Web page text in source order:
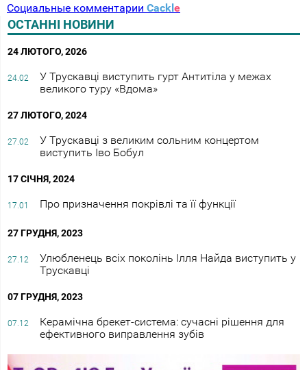
Социальные комментарии Cackle
ОСТАННІ НОВИНИ
24 ЛЮТОГО, 2026
24.02
У Трускавці виступить гурт Антитіла у межах
великого туру «Вдома»
27 ЛЮТОГО, 2024
27.02
У Трускавці з великим сольним концертом
виступить Іво Бобул
17 СІЧНЯ, 2024
17.01 Про призначення покрівлі та її функції
27 ГРУДНЯ, 2023
27.12
Улюбленець всіх поколінь Ілля Найда виступить у
Трускавці
07 ГРУДНЯ, 2023
07.12
Керамічна брекет-система: сучасні рішення для
ефективного виправлення зубів